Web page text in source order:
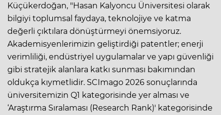
Küçükerdoğan, "Hasan Kalyoncu Üniversitesi olarak
bilgiyi toplumsal faydaya, teknolojiye ve katma
değerli çıktılara dönüştürmeyi önemsiyoruz.
Akademisyenlerimizin geliştirdiği patentler; enerji
verimliliği, endüstriyel uygulamalar ve yapı güvenliği
gibi stratejik alanlara katkı sunması bakımından
oldukça kıymetlidir. SCImago 2026 sonuçlarında
üniversitemizin Q1 kategorisinde yer alması ve
‘Araştırma Sıralaması (Research Rank)' kategorisinde